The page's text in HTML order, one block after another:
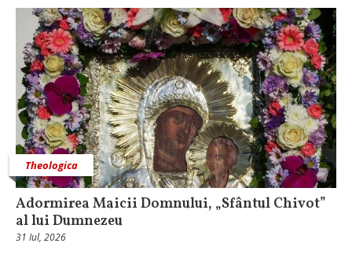
Theologica
Adormirea Maicii Domnului, „Sfântul Chivot”
al lui Dumnezeu
31 Iul, 2026